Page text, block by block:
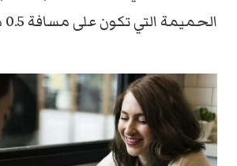
الحميمة التي تكون على مسافة 0.5 م من الشخص”.